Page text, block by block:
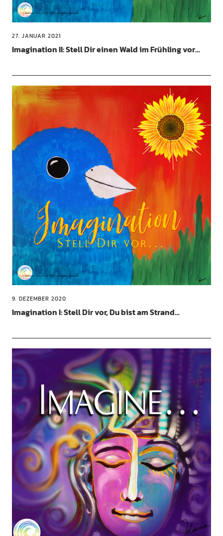
27. JANUAR 2021
Imagination II: Stell Dir einen Wald im Frühling vor…
9. DEZEMBER 2020
Imagination I: Stell Dir vor, Du bist am Strand…